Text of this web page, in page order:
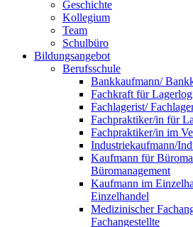
Geschichte
Kollegium
Team
Schulbüro
Bildungsangebot
Berufsschule
Bankkaufmann/
Fachkraft für
Fachlagerist/
Fachpraktiker/in für
Fachpraktiker/in im
Industriekaufmann/
Kaufmann für
Büromanagement
Kaufmann im
Einzelhandel
Medizinischer
Fachangestellte